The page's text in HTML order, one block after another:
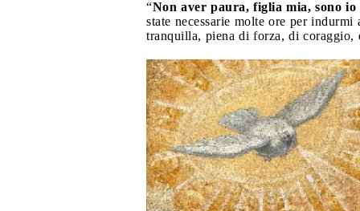
“Non aver paura, figlia mia, sono
state necessarie molte ore per
tranquilla, piena di forza, di coraggio,